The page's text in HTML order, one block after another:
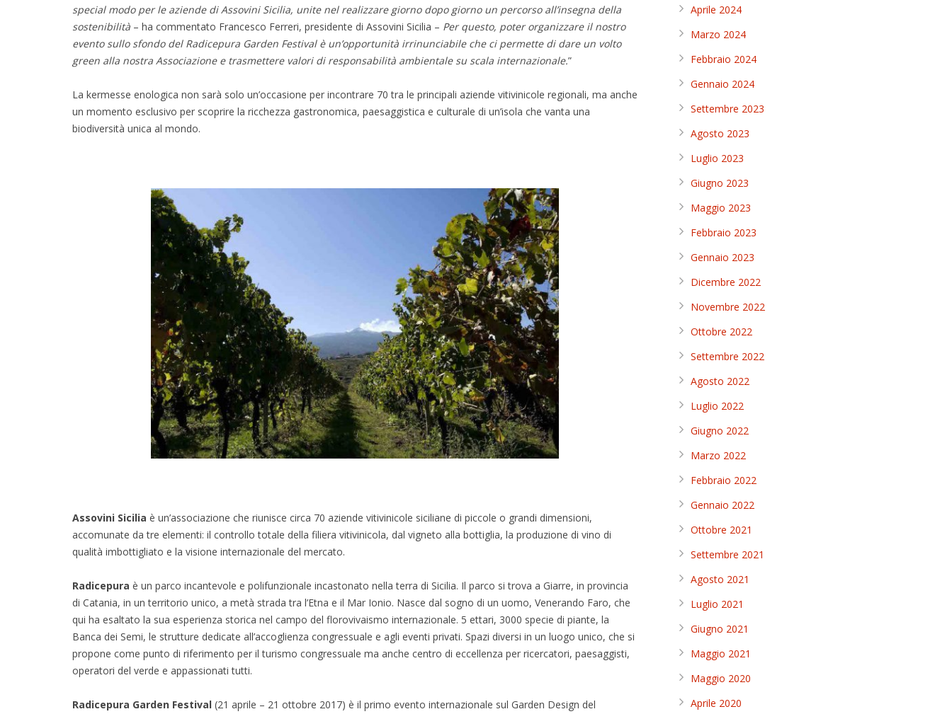
special modo per le aziende di Assovini Sicilia, unite nel realizzare giorno dopo giorno un percorso all’insegna della
sostenibilità – ha commentato Francesco Ferreri, presidente di Assovini Sicilia – Per questo, poter organizzare il nostro
evento sullo sfondo del Radicepura Garden Festival è un’opportunità irrinunciabile che ci permette di dare un volto
green alla nostra Associazione e trasmettere valori di responsabilità ambientale su scala internazionale.”
La kermesse enologica non sarà solo un’occasione per incontrare 70 tra le principali aziende vitivinicole regionali, ma anche
un momento esclusivo per scoprire la ricchezza gastronomica, paesaggistica e culturale di un’isola che vanta una
biodiversità unica al mondo.
Assovini Sicilia è un’associazione che riunisce circa 70 aziende vitivinicole siciliane di piccole o grandi dimensioni,
accomunate da tre elementi: il controllo totale della filiera vitivinicola, dal vigneto alla bottiglia, la produzione di vino di
qualità imbottigliato e la visione internazionale del mercato.
Radicepura è un parco incantevole e polifunzionale incastonato nella terra di Sicilia. Il parco si trova a Giarre, in provincia
di Catania, in un territorio unico, a metà strada tra l’Etna e il Mar Ionio. Nasce dal sogno di un uomo, Venerando Faro, che
qui ha esaltato la sua esperienza storica nel campo del florovivaismo internazionale. 5 ettari, 3000 specie di piante, la
Banca dei Semi, le strutture dedicate all’accoglienza congressuale e agli eventi privati. Spazi diversi in un luogo unico, che si
propone come punto di riferimento per il turismo congressuale ma anche centro di eccellenza per ricercatori, paesaggisti,
operatori del verde e appassionati tutti.
Radicepura Garden Festival (21 aprile – 21 ottobre 2017) è il primo evento internazionale sul Garden Design del
Aprile 2024
Marzo 2024
Febbraio 2024
Gennaio 2024
Settembre 2023
Agosto 2023
Luglio 2023
Giugno 2023
Maggio 2023
Febbraio 2023
Gennaio 2023
Dicembre 2022
Novembre 2022
Ottobre 2022
Settembre 2022
Agosto 2022
Luglio 2022
Giugno 2022
Marzo 2022
Febbraio 2022
Gennaio 2022
Ottobre 2021
Settembre 2021
Agosto 2021
Luglio 2021
Giugno 2021
Maggio 2021
Maggio 2020
Aprile 2020